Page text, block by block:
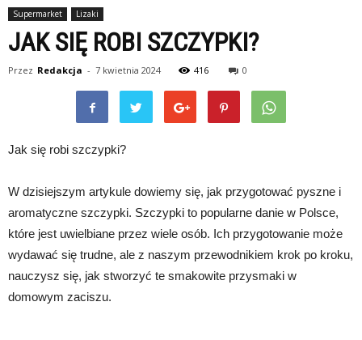
Supermarket Lizaki
JAK SIĘ ROBI SZCZYPKI?
Przez Redakcja - 7 kwietnia 2024 416 0
Jak się robi szczypki?
W dzisiejszym artykule dowiemy się, jak przygotować pyszne i
aromatyczne szczypki. Szczypki to popularne danie w Polsce,
które jest uwielbiane przez wiele osób. Ich przygotowanie może
wydawać się trudne, ale z naszym przewodnikiem krok po kroku,
nauczysz się, jak stworzyć te smakowite przysmaki w
domowym zaciszu.